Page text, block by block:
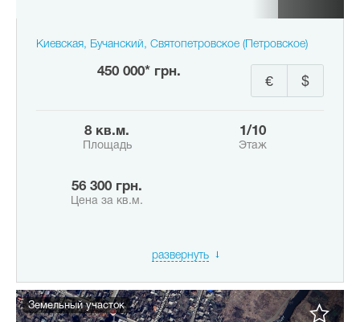
Киевская, Бучанский, Святопетровское (Петровское)
450 000* грн.
$
€
8 кв.м.
Площадь
1/10
Этаж
56 300 грн.
Цена за кв.м.
развернуть
Земельный участок